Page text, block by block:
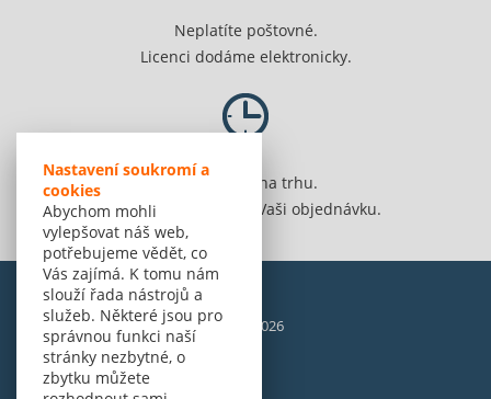
Nastavení soukromí a
cookies
Abychom mohli
vylepšovat náš web,
potřebujeme vědět, co
Vás zajímá. K tomu nám
slouží řada nástrojů a
služeb. Některé jsou pro
správnou funkci naší
stránky nezbytné, o
zbytku můžete
Neplatíte poštovné.
Licenci dodáme elektronicky.
Jsme 20 let na trhu.
Spolehlivě vyřídíme Vaši objednávku.
© Amenit Software Solutions, 1998 - 2026
Powered bynopCommerce